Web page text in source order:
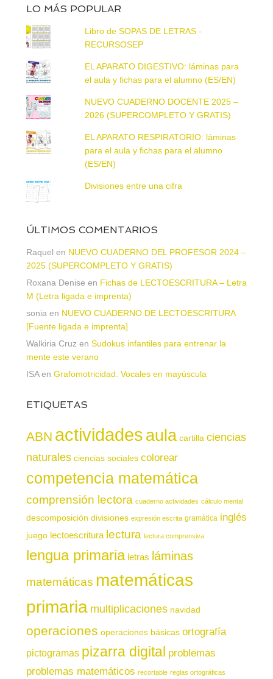
LO MÁS POPULAR
Libro de SOPAS DE LETRAS -
RECURSOSEP
EL APARATO DIGESTIVO: láminas para
el aula y fichas para el alumno (ES/EN)
NUEVO CUADERNO DOCENTE 2025 –
2026 (SUPERCOMPLETO Y GRATIS)
EL APARATO RESPIRATORIO: láminas
para el aula y fichas para el alumno
(ES/EN)
Divisiones entre una cifra
ÚLTIMOS COMENTARIOS
Raquel en NUEVO CUADERNO DEL PROFESOR 2024 –
2025 (SUPERCOMPLETO Y GRATIS)
Roxana Denise en Fichas de LECTOESCRITURA – Letra
M (Letra ligada e imprenta)
sonia en NUEVO CUADERNO DE LECTOESCRITURA
[Fuente ligada e imprenta]
Walkiria Cruz en Sudokus infantiles para entrenar la
mente este verano
ISAen Grafomotricidad. Vocales en mayúscula
ETIQUETAS
ABN actividadesaula cartilla ciencias
naturales ciencias sociales colorear
competencia matemática
comprensión lectora cuaderno actividades cálculo mental
descomposición divisiones expresión escrita gramática inglés
juego lectoescritura lectura lectura comprensiva
lengua primaria letras láminas
matemáticas matemáticas
primaria multiplicaciones navidad
operaciones operaciones básicas ortografía
pictogramas pizarra digital problemas
problemas matemáticos recortable reglas ortográficas